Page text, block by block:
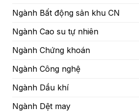
Ngành Bất động sản khu CN
Ngành Cao su tự nhiên
Ngành Chứng khoán
Ngành Công nghệ
Ngành Dầu khí
Ngành Dệt may